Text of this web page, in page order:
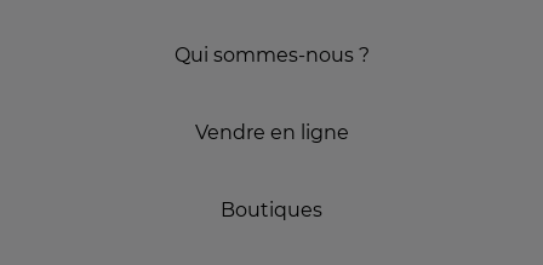
Qui sommes-nous ?
Vendre en ligne
Boutiques